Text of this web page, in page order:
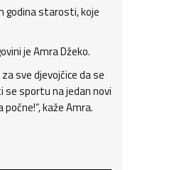
godina starosti, koje
je Amra Džeko.
sve djevojčice da se
se sportu na jedan novi
kaže Amra.